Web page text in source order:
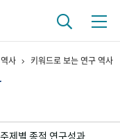
사 키워드로 보는 연구 역사
주제별 종적 연구성과